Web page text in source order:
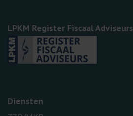
LPKM Register Fiscaal Adviseurs
Diensten